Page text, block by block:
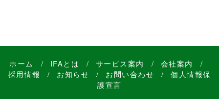
ホーム / IFAとは /サービス案内 / 会社案内
/
採用情報
/ お知らせ / お問い合わせ /個人情報保
護宣言